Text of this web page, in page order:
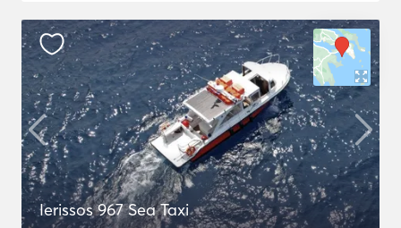
Ierissos 967 Sea Taxi